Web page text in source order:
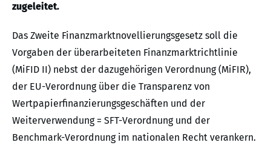
zugeleitet.
Das Zweite Finanzmarktnovellierungsgesetz soll die
Vorgaben der überarbeiteten Finanzmarktrichtlinie
(MiFID II) nebst der dazugehörigen Verordnung (MiFIR),
der EU-Verordnung über die Transparenz von
Wertpapierfinanzierungsgeschäften und der
Weiterverwendung = SFT-Verordnung und der
Benchmark-Verordnung im nationalen Recht verankern.